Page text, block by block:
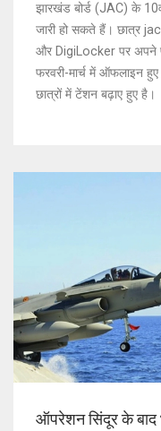
झारखंड बोर्ड (JAC) के
जारी हो सकते हैं। छात्र
और DigiLocker पर अपने
फरवरी-मार्च में ऑफलाइन
छात्रों में टेंशन बढ़ाए हुए है।
ऑपरेशन सिंदूर के बाद